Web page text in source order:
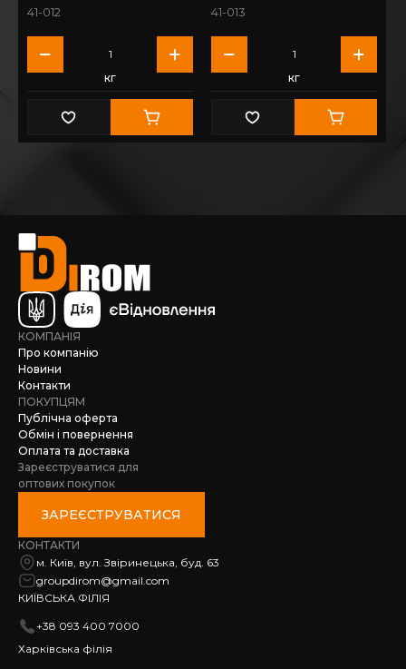
41-012
кг
41-013
кг
КОМПАНІЯ
Про компанію
Новини
Контакти
ПОКУПЦЯМ
Публічна оферта
Обмін і повернення
Оплата та доставка
Зареєструватися для
оптових покупок
ЗАРЕЄСТРУВАТИСЯ
КОНТАКТИ
м. Київ, вул. Звіринецька, буд. 63
groupdirom@gmail.com
КИЇВСЬКА ФІЛІЯ
+38 093 400 7000
Харківська філія